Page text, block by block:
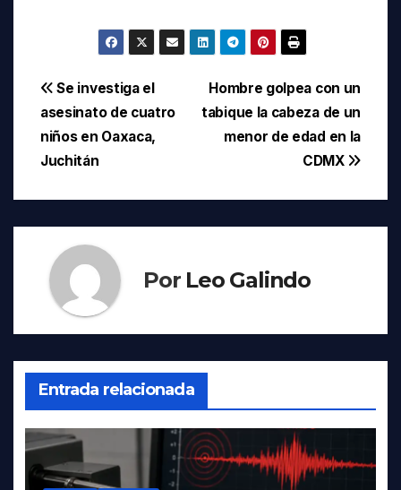
Navegación
de
entradas
Hombre golpea con un
tabique la cabeza de un
menor de edad en la
CDMX
Se investiga el
asesinato de cuatro
niños en Oaxaca,
Juchitán
Por Leo Galindo
Entrada relacionada